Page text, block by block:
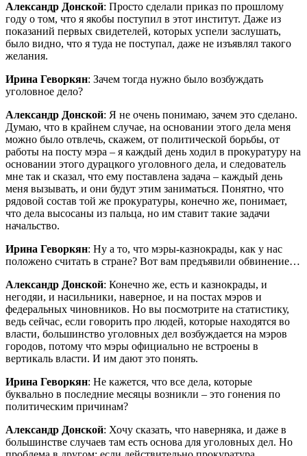
Александр Донской: Просто сделали приказ по прошлому
году о том, что я якобы поступил в этот институт. Даже из
показаний первых свидетелей, которых успели заслушать,
было видно, что я туда не поступал, даже не изъявлял такого
желания.
Ирина Геворкян: Зачем тогда нужно было возбуждать
уголовное дело?
Александр Донской: Я не очень понимаю, зачем это сделано.
Думаю, что в крайнем случае, на основании этого дела меня
можно было отвлечь, скажем, от политической борьбы, от
работы на посту мэра – я каждый день ходил в прокуратуру на
основании этого дурацкого уголовного дела, и следователь
мне так и сказал, что ему поставлена задача – каждый день
меня вызывать, и они будут этим заниматься. Понятно, что
рядовой состав той же прокуратуры, конечно же, понимает,
что дела высосаны из пальца, но им ставит такие задачи
начальство.
Ирина Геворкян: Ну а то, что мэры-казнокрады, как у нас
положено считать в стране? Вот вам предъявили обвинение…
Александр Донской: Конечно же, есть и казнокрады, и
негодяи, и насильники, наверное, и на постах мэров и
федеральных чиновников. Но вы посмотрите на статистику,
ведь сейчас, если говорить про людей, которые находятся во
власти, большинство уголовных дел возбуждается на мэров
городов, потому что мэры официально не встроены в
вертикаль власти. И им дают это понять.
Ирина Геворкян: Не кажется, что все дела, которые
буквально в последние месяцы возникли – это гонения по
политическим причинам?
Александр Донской: Хочу сказать, что наверняка, и даже в
большинстве случаев там есть основа для уголовных дел. Но